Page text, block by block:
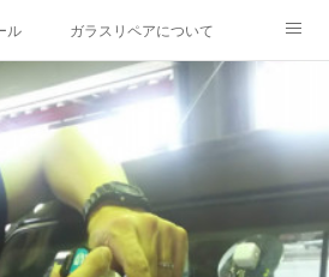
ル ガラスリペアについて
ントガラスの損傷危険度種類
ラスキズ取り/研磨・磨き・鱗取り
ガラスキズ取り・研磨・磨き
リートメント『アクアペル』
店の良心的価格の理由について